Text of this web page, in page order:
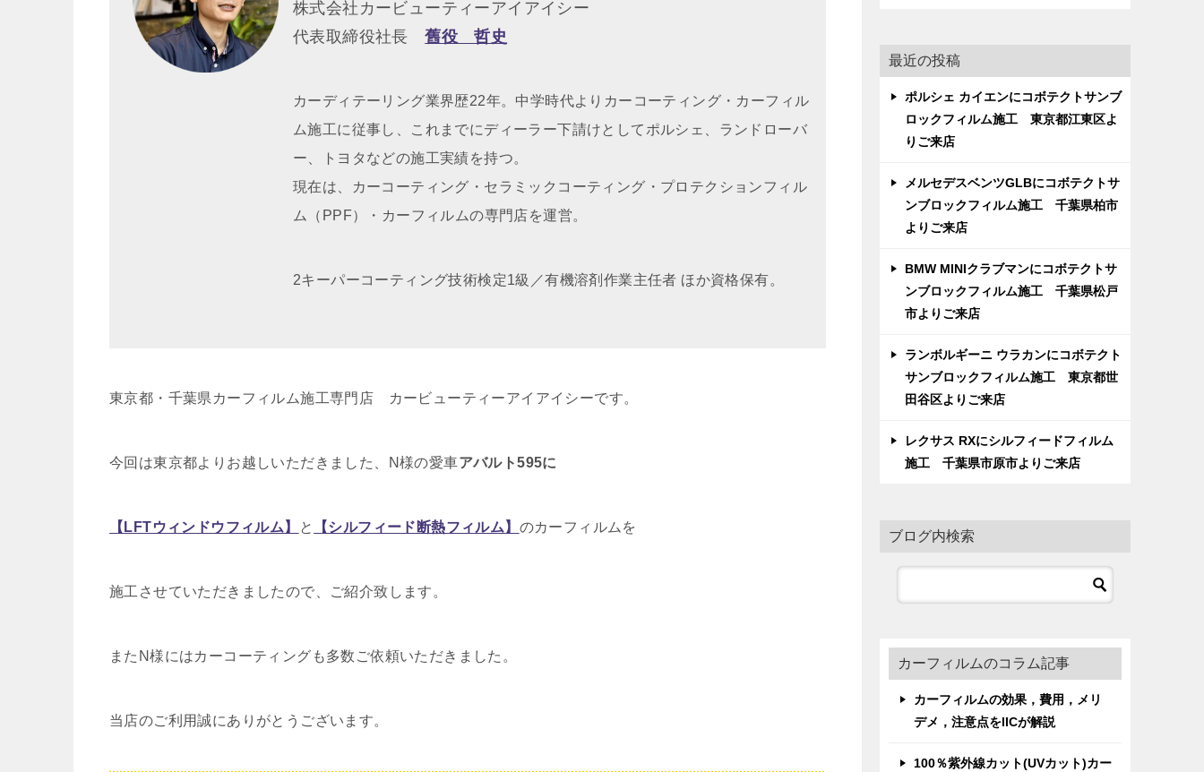
株式会社カービューティーアイアイシー
代表取締役社長舊役 哲史
カーディテーリング業界歴22年。中学時代よりカーコーティング・カーフィル
ム施工に従事し、これまでにディーラー下請けとしてポルシェ、ランドローバ
ー、トヨタなどの施工実績を持つ。
現在は、カーコーティング・セラミックコーティング・プロテクションフィル
ム（PPF）・カーフィルムの専門店を運営。
2キーパーコーティング技術検定1級／有機溶剤作業主任者 ほか資格保有。
東京都・千葉県カーフィルム施工専門店 カービューティーアイアイシーです。
今回は東京都よりお越しいただきました、N様の愛車アバルト595に
【LFTウィンドウフィルム】 と 【シルフィード断熱フィルム】 のカーフィルムを
施工させていただきましたので、ご紹介致します。
またN様にはカーコーティングも多数ご依頼いただきました。
当店のご利用誠にありがとうございます。
最近の投稿
ポルシェ カイエンにコボテクトサンブ
ロックフィルム施工 東京都江東区よ
りご来店
メルセデスベンツGLBにコボテクトサ
ンブロックフィルム施工 千葉県柏市
よりご来店
BMW MINIクラブマンにコボテクトサ
ンブロックフィルム施工 千葉県松戸
市よりご来店
ランボルギーニ ウラカンにコボテクト
サンブロックフィルム施工 東京都世
田谷区よりご来店
レクサス RXにシルフィードフィルム
施工 千葉県市原市よりご来店
ブログ内検索
カーフィルムのコラム記事
カーフィルムの効果，費用，メリ
デメ，注意点をIICが解説
100％紫外線カット(UVカット)カー